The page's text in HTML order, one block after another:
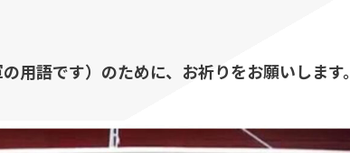
用語です）のために、お祈りをお願いします。